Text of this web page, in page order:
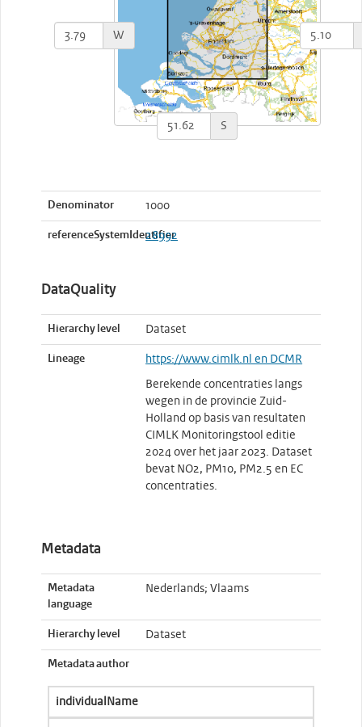
S
W
Denominator 1000
referenceSystemIdentifier
28992
DataQuality
Hierarchy level Dataset
Lineage https://www.cimlk.nl en DCMR
Berekende concentraties langs
wegen in de provincie Zuid-
Holland op basis van resultaten
CIMLK Monitoringstool editie
2024 over het jaar 2023. Dataset
bevat NO2, PM10, PM2.5 en EC
concentraties.
Metadata
Metadata
language
Nederlands; Vlaams
Hierarchy level Dataset
Metadata author
individualName